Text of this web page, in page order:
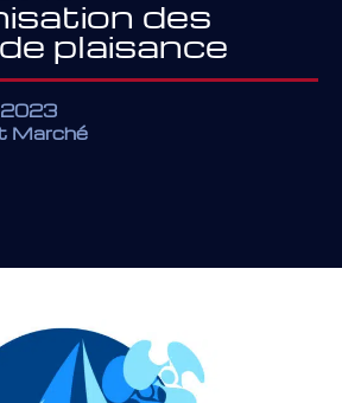
des
plaisance
2023
Marché